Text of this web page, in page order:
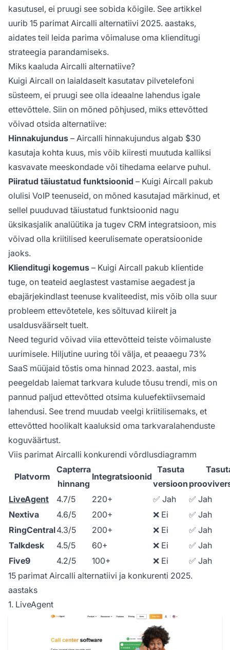
kasutusel, ei pruugi see sobida kõigile. See artikkel
uurib 15 parimat Aircalli alternatiivi 2025. aastaks,
aidates teil leida parima võimaluse oma klienditugi
strateegia parandamiseks.
Miks kaaluda Aircalli alternatiive?
Kuigi Aircall on laialdaselt kasutatav pilvetelefoni
süsteem, ei pruugi see olla ideaalne lahendus igale
ettevõttele. Siin on mõned põhjused, miks ettevõtted
võivad otsida alternatiive:
Hinnakujundus – Aircalli hinnakujundus algab $30
kasutaja kohta kuus, mis võib kiiresti muutuda kalliksi
kasvavate meeskondade või tihedama eelarve puhul.
Piiratud täiustatud funktsioonid – Kuigi Aircall pakub
olulisi VoIP teenuseid, on mõned kasutajad märkinud, et
sellel puuduvad täiustatud funktsioonid nagu
üksikasjalik analüütika ja tugev CRM integratsioon, mis
võivad olla kriitilised keerulisemate operatsioonide
jaoks.
Klienditugi kogemus – Kuigi Aircall pakub klientide
tuge, on teateid aeglastest vastamise aegadest ja
ebajärjekindlast teenuse kvaliteedist, mis võib olla suur
probleem ettevõtetele, kes sõltuvad kiirelt ja
usaldusväärselt tuelt.
Need tegurid võivad viia ettevõtteid teiste võimaluste
uurimisele. Hiljutine uuring tõi välja, et peaaegu 73%
SaaS müüjaid tõstis oma hinnad 2023. aastal, mis
peegeldab laiemat tarkvara kulude tõusu trendi, mis on
pannud paljud ettevõtted otsima kuluefektiivsemaid
lahendusi. See trend muudab veelgi kriitilisemaks, et
ettevõtted hoolikalt kaaluksid oma tarkvaralahenduste
koguväärtust.
Viis parimat Aircalli konkurendi võrdlusdiagramm
Platvorm
Capterra
hinnang
Integratsioonid
Tasuta
versioon
LiveAgent
4.7/5 220+ ✅ Jah
✅ Jah
Nextiva
4.6/5 200+ ❌ Ei
✅ Jah
RingCentral4.3/5 200+ ❌ Ei
✅ Jah
Talkdesk
4.5/5 60+ ❌ Ei
✅ Jah
Five9
4.2/5 100+ ❌ Ei
✅ Jah
15 parimat Aircalli alternatiivi ja konkurenti 2025.
aastaks
1. LiveAgent